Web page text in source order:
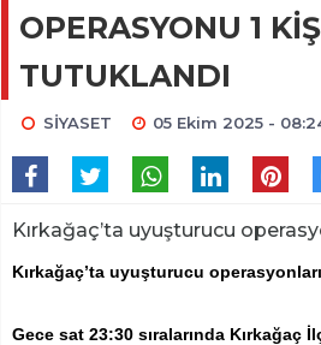
OPERASYONU 1
TUTUKLANDI
SİYASET 05 Ekim 2025 -
Kırkağaç’ta uyuşturucu
Kırkağaç’ta uyuşturucu
Gece sat 23:30 sıralarında Kırkağaç